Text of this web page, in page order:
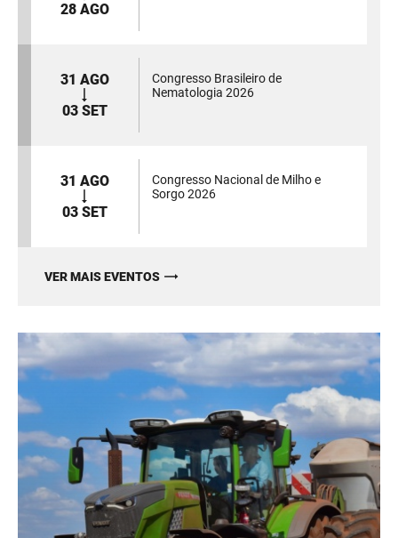
28 AGO
31 AGO
03 SET
Congresso Brasileiro de
Nematologia 2026
31 AGO
03 SET
Congresso Nacional de Milho e
Sorgo 2026
VER MAIS EVENTOS